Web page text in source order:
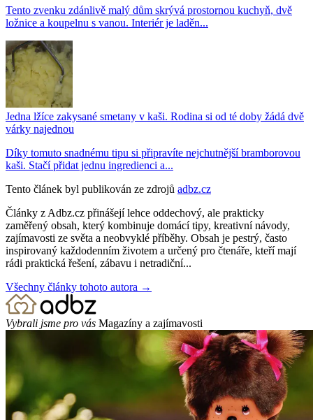
Tento zvenku zdánlivě malý dům skrývá prostornou kuchyň, dvě
ložnice a koupelnu s vanou. Interiér je laděn...
Jedna lžíce zakysané smetany v kaši. Rodina si od té doby žádá dvě
várky najednou
Díky tomuto snadnému tipu si připravíte nejchutnější bramborovou
kaši. Stačí přidat jednu ingredienci a...
Tento článek byl publikován ze zdrojů adbz.cz
Články z Adbz.cz přinášejí lehce oddechový, ale prakticky
zaměřený obsah, který kombinuje domácí tipy, kreativní návody,
zajímavosti ze světa a neobvyklé příběhy. Obsah je pestrý, často
inspirovaný každodenním životem a určený pro čtenáře, kteří mají
rádi praktická řešení, zábavu i netradiční...
Všechny články tohoto autora →
Vybrali jsme pro vás Magazíny a zajímavosti